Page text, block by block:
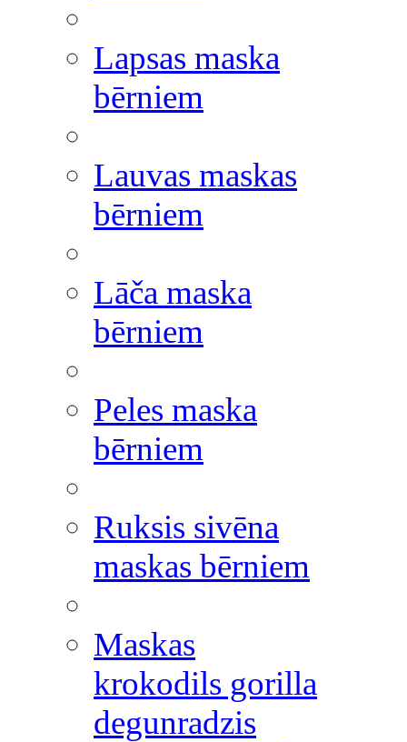
Lapsas maska
bērniem
Lauvas maskas
bērniem
Lāča maska
bērniem
Peles maska
bērniem
Ruksis sivēna
maskas bērniem
Maskas
krokodils gorilla
degunradzis